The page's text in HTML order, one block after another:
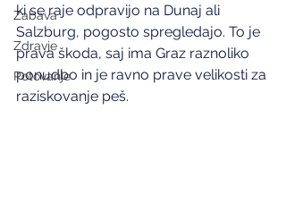
Zabava
Zdravje
Potovanje
ki se raje odpravijo na Dunaj ali
Salzburg, pogosto spregledajo. To je
prava škoda, saj ima Graz raznoliko
ponudbo in je ravno prave velikosti za
raziskovanje peš.